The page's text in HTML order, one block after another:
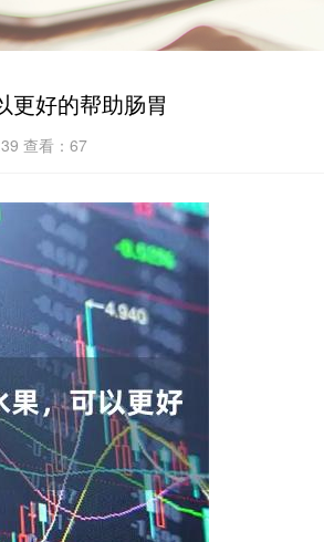
更好的帮助肠胃
查看：67